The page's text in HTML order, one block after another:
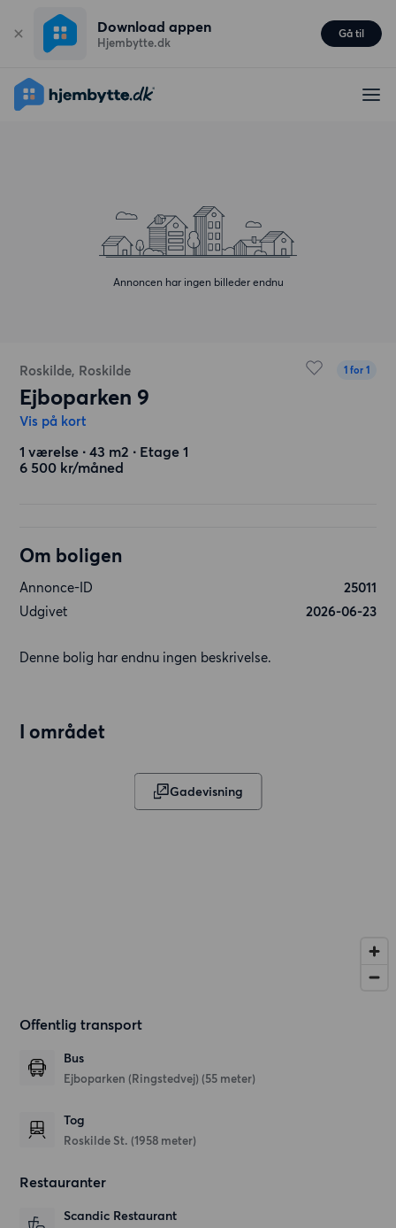
Download appen
Hjembytte.dk
Gå til
Annoncen har ingen billeder endnu
Roskilde, Roskilde 1 for 1
Ejboparken 9
Vis på kort
1 værelse ∙ 43 m2 ∙ Etage 1
6 500 kr/måned
Om boligen
Annonce-ID
25011
Udgivet
2026-06-23
Denne bolig har endnu ingen beskrivelse.
I området
Gadevisning
Offentlig transport
Bus
Ejboparken (Ringstedvej) (55 meter)
Tog
Roskilde St. (1958 meter)
Restauranter
Scandic Restaurant